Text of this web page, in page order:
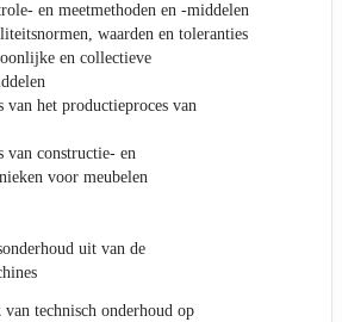
en meetmethoden en -middelen
waarden en toleranties
en collectieve
van het productieproces van
van constructie- en
voor meubelen
uit van de
technisch onderhoud op